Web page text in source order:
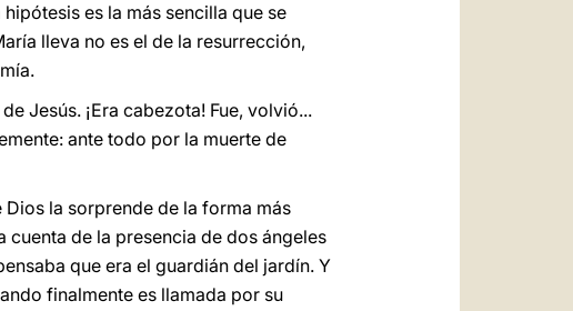
es la más sencilla que se
lleva no es el de la resurrección,
Jesús. ¡Era cabezota! Fue, volvió...
ante todo por la muerte de
la sorprende de la forma más
cuenta de la presencia de dos ángeles
que era el guardián del jardín. Y
finalmente es llamada por su